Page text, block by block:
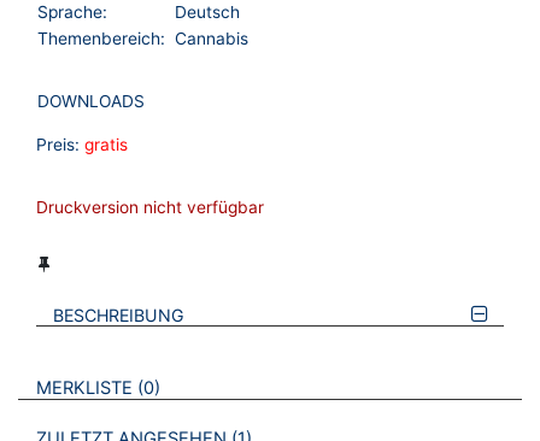
Sprache:
Deutsch
Themenbereich: Cannabis
DOWNLOADS
Preis: gratis
Druckversion nicht verfügbar
BESCHREIBUNG
VERWEISE AUF VERMERKTE- ODER ZULETZT ANGESEHENE
MERKLISTE 0 BROSCHÜREN